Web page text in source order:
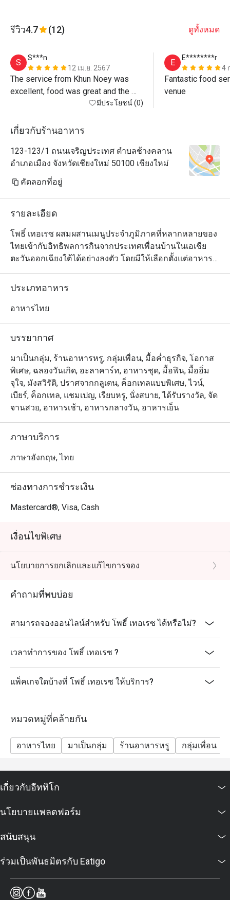
รีวิว4.7 (12) ดูทั้งหมด
S
S***n
12 เม.ย. 2567
The service from Khun Noey was
excellent, food was great and the
atmosphere by the river is beautiful.
standard menu not for Khao Chae
water! If you want max value just
order standard menu items - all
มีประโยชน์ (0)
E
E********r
4
Fantastic food
venue
เกี่ยวกับร้านอาหาร
123-123/1 ถนนเจริญประเทศ ตำบลช้างคลาน
อำเภอเมือง จังหวัดเชียงใหม่ 50100 เชียงใหม่
คัดลอกที่อยู่
รายละเอียด
โพธิ์ เทอเรซ ผสมผสานเมนูประจำภูมิภาคที่หลากหลายของ
ไทยเข้ากับอิทธิพลการกินจากประเทศเพื่อนบ้านในเอเชีย
ตะวันออกเฉียงใต้ได้อย่างลงตัว โดยมีให้เลือกตั้งแต่อาหาร
เผ็ดร้อนจากมาเลเซีย เมนูที่เต็มเปี่ยมด้วยรสชาติและชีวิต
ชีวาในสไตล์ฮกเกี้ยน และแกงพม่าเข้มข้นหอมมัน ไปจนถึง
คือหมูฮ้อง ที่ทางร้านนำหมูสามชั้นมาตุ๋นจนเนื้อนุ่มชุ่มฉ่ำ
ประเภทอาหาร
อาหารไทย
บรรยากาศ
มาเป็นกลุ่ม, ร้านอาหารหรู, กลุ่มเพื่อน, มื้อค่ำธุรกิจ, โอกาส
พิเศษ, ฉลองวันเกิด, อะลาคาร์ท, อาหารชุด, มื้อฟิน, มื้ออิ่ม
จุใจ, มังสวิรัติ, ปราศจากกลูเตน, ค็อกเทลแบบพิเศษ, ไวน์,
เบียร์, ค็อกเทล, แชมเปญ, เรียบหรู, นั่งสบาย, ได้รับรางวัล, จัด
จานสวย, อาหารเช้า, อาหารกลางวัน, อาหารเย็น
ภาษาบริการ
ภาษาอังกฤษ, ไทย
ช่องทางการชำระเงิน
Mastercard®, Visa, Cash
เงื่อนไขพิเศษ
นโยบายการยกเลิกและแก้ไขการจอง
คำถามที่พบบ่อย
สามารถจองออนไลน์สำหรับ โพธิ์ เทอเรซ ได้หรือไม่?
เวลาทำการของ โพธิ์ เทอเรซ ?
แพ็คเกจใดบ้างที่ โพธิ์ เทอเรซ ให้บริการ?
หมวดหมู่ที่คล้ายกัน
อาหารไทย มาเป็นกลุ่ม ร้านอาหารหรู กลุ่มเพื่อน
เกี่ยวกับอีททิโก
นโยบายแพลตฟอร์ม
สนับสนุน
ร่วมเป็นพันธมิตรกับ Eatigo